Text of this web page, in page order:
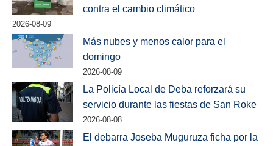
contra el cambio climático
2026-08-09
Más nubes y menos calor para el
domingo
2026-08-09
La Policía Local de Deba reforzará su
servicio durante las fiestas de San Roke
2026-08-08
El debarra Joseba Muguruza ficha por la